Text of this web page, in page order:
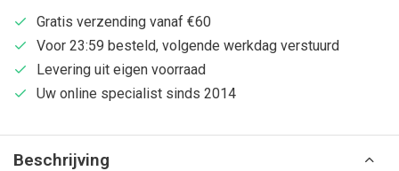
Gratis verzending vanaf €60
Voor 23:59 besteld, volgende werkdag verstuurd
Levering uit eigen voorraad
Uw online specialist sinds 2014
Beschrijving